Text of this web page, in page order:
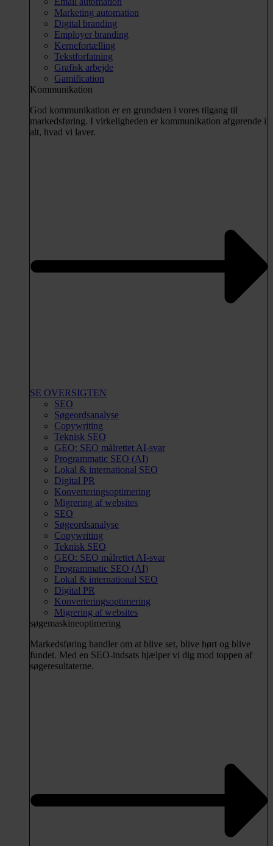
Marketing automation
Digital branding
Employer branding
Kernefortælling
Tekstforfatning
Grafisk arbejde
Gamification
Kommunikation
God kommunikation er en grundsten i vores tilgang til
markedsføring. I virkeligheden er kommunikation afgørende i
alt, hvad vi laver.
SE OVERSIGTEN
SEO
Søgeordsanalyse
Copywriting
Teknisk SEO
GEO: SEO målrettet AI-svar
Programmatic SEO (AI)
Lokal & international SEO
Digital PR
Konverteringsoptimering
Migrering af websites
SEO
Søgeordsanalyse
Copywriting
Teknisk SEO
GEO: SEO målrettet AI-svar
Programmatic SEO (AI)
Lokal & international SEO
Digital PR
Konverteringsoptimering
Migrering af websites
søgemaskineoptimering
Markedsføring handler om at blive set, blive hørt og blive
fundet. Med en SEO-indsats hjælper vi dig mod toppen af
søgeresultaterne.